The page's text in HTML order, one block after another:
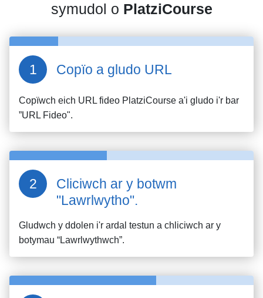
symudol o PlatziCourse
Copïo a gludo URL
Copïwch eich URL fideo PlatziCourse a'i gludo i'r bar
”URL Fideo".
Cliciwch ar y botwm
"Lawrlwytho".
Gludwch y ddolen i'r ardal testun a chliciwch ar y
botymau “Lawrlwythwch”.